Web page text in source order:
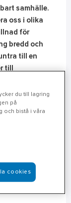
samhälle.
oss i olika
för
bredd och
till en
till
med
till en stark
Genom
leda med gott
du till lagring
på
och bistå i våra
cookies